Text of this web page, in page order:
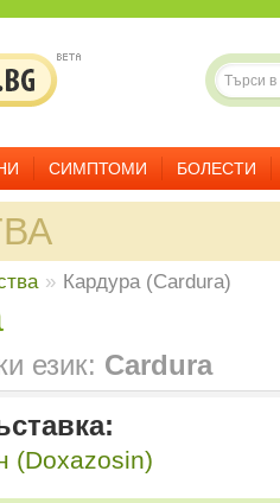
СИМПТОМИ БОЛЕСТИ
» Кардура (Cardura)
език: Cardura
(Doxazosin)